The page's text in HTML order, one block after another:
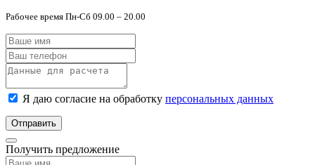
Рабочее время Пн-Сб 09.00 – 20.00
Я даю согласие на обработку персональных данных
Отправить
Получить предложение